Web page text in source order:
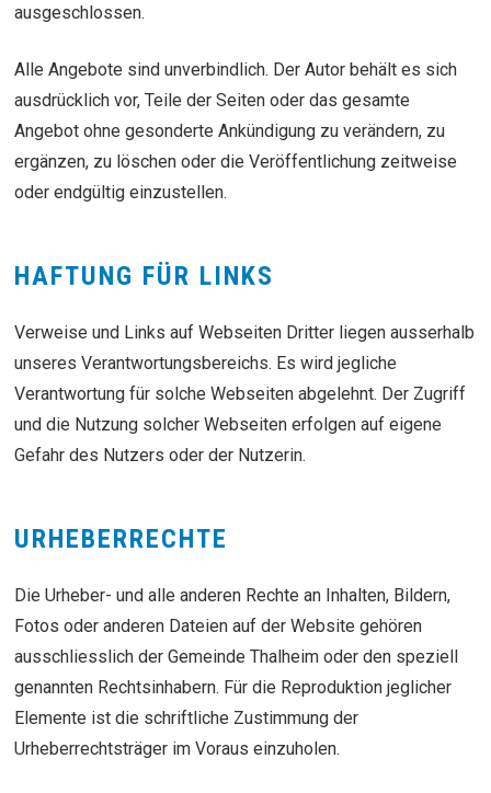
ausgeschlossen.
Alle Angebote sind unverbindlich. Der Autor behält es sich
ausdrücklich vor, Teile der Seiten oder das gesamte
Angebot ohne gesonderte Ankündigung zu verändern, zu
ergänzen, zu löschen oder die Veröffentlichung zeitweise
oder endgültig einzustellen.
HAFTUNG FÜR LINKS
Verweise und Links auf Webseiten Dritter liegen ausserhalb
unseres Verantwortungsbereichs. Es wird jegliche
Verantwortung für solche Webseiten abgelehnt. Der Zugriff
und die Nutzung solcher Webseiten erfolgen auf eigene
Gefahr des Nutzers oder der Nutzerin.
URHEBERRECHTE
Die Urheber- und alle anderen Rechte an Inhalten, Bildern,
Fotos oder anderen Dateien auf der Website gehören
ausschliesslich der Gemeinde Thalheim oder den speziell
genannten Rechtsinhabern. Für die Reproduktion jeglicher
Elemente ist die schriftliche Zustimmung der
Urheberrechtsträger im Voraus einzuholen.